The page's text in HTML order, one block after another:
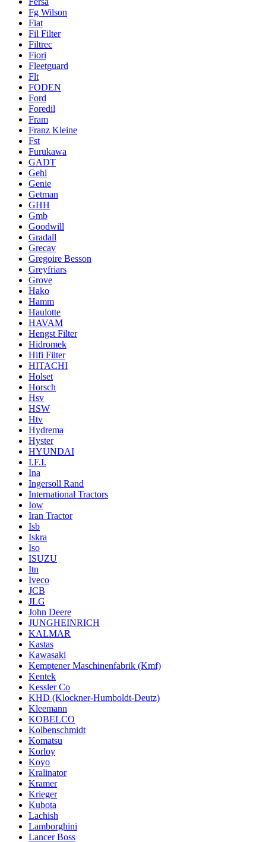
Fg Wilson
Fiat
Fil Filter
Filtrec
Fiori
Fleetguard
Flt
FODEN
Ford
Foredil
Fram
Franz Kleine
Fst
Furukawa
GADT
Gehl
Genie
Getman
GHH
Gmb
Goodwill
Gradall
Grecav
Gregoire Besson
Greyfriars
Grove
Hako
Hamm
Haulotte
HAVAM
Hengst Filter
Hidromek
Hifi Filter
HITACHI
Holset
Horsch
Hsv
HSW
Htv
Hydrema
Hyster
HYUNDAI
I.F.I.
Ina
Ingersoll Rand
International Tractors
Iow
Iran Tractor
Isb
Iskra
Iso
ISUZU
Itn
Iveco
JCB
JLG
John Deere
JUNGHEINRICH
KALMAR
Kastas
Kawasaki
Kemptener Maschinenfabrik (Kmf)
Kentek
Kessler Co
KHD (Klockner-Humboldt-Deutz)
Kleemann
KOBELCO
Kolbenschmidt
Komatsu
Korloy
Koyo
Kralinator
Kramer
Krieger
Kubota
Lachish
Lamborghini
Lancer Boss